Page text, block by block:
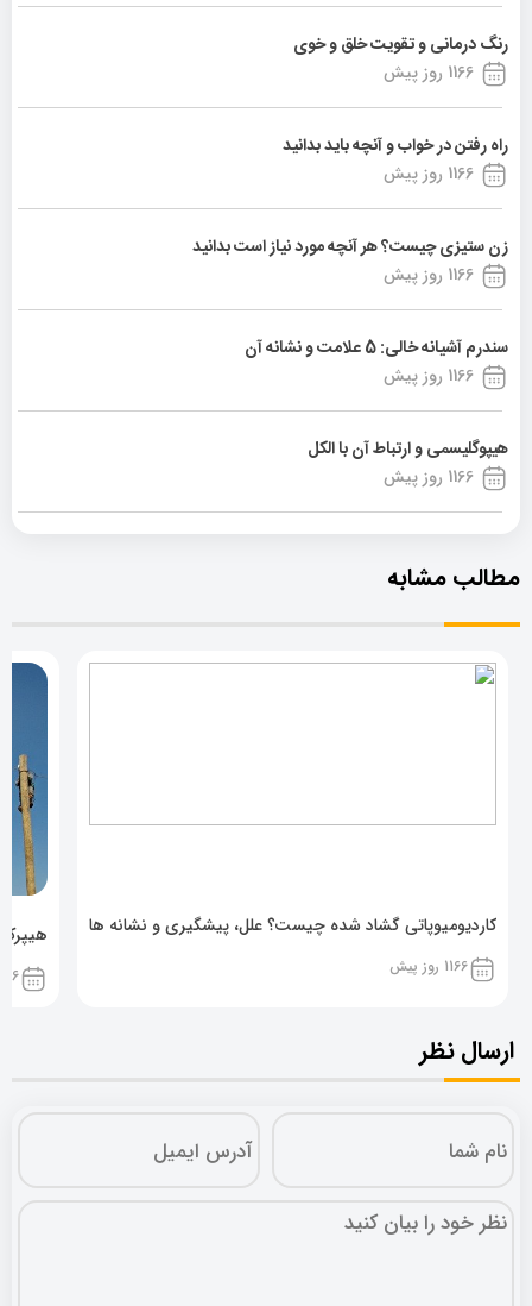
رنگ درمانی و تقویت خلق و خوی
1166 روز پیش
راه رفتن در خواب و آنچه باید بدانید
1166 روز پیش
زن ستیزی چیست؟ هر آنچه مورد نیاز است بدانید
1166 روز پیش
سندرم آشیانه خالی: 5 علامت و نشانه آن
1166 روز پیش
هیپوگلیسمی و ارتباط آن با الکل
1166 روز پیش
مطالب مشابه
کاردیومیوپاتی گشاد شده چیست؟ علل، پیشگیری و نشانه ها
1166 روز پیش 1166
ارسال نظر